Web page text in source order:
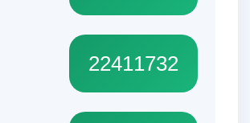
22411732